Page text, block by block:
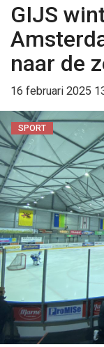
GIJS
naar de
16 februari 2025
SPORT